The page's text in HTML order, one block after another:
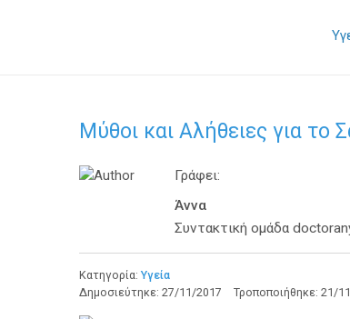
Μύθοι και Αλήθειες για
Γράφει:
Άννα
Συντακτική ομάδα
Κατηγορία: Υγεία
Δημοσιεύτηκε: 27/11/2017 Τροποποιήθηκε: 21/